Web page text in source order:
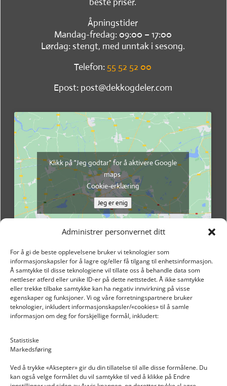
Administrer personvernet ditt
For å gi de beste opplevelsene bruker vi teknologier som
informasjonskapsler for å lagre og/eller få tilgang til enhetsinformasjon.
Å samtykke til disse teknologiene vil tillate oss å behandle data som
nettleser atferd eller unike ID-er på dette nettstedet. Å ikke samtykke
eller trekke tilbake samtykke kan ha negativ innvirkning på visse
egenskaper og funksjoner. Vi og våre forretningspartnere bruker
teknologier, inkludert informasjonskapsler/«cookies» til å samle
informasjon om deg for forskjellige formål, inkludert:
Statistiske
Markedsføring
Ved å trykke «Aksepter» gir du din tillatelse til alle disse formålene. Du
kan også velge formålet du vil samtykke til ved å klikke på Endre
Åpningstider
Mandag-fredag: 09:00 – 17:00
Lørdag: stengt, med unntak i sesong.
Telefon: 55 52 52 00
Epost: post@dekkogdeler.com
Klikk på "Jeg godtar" for å aktivere Google
maps
Cookie-erklæring
Jeg er enig